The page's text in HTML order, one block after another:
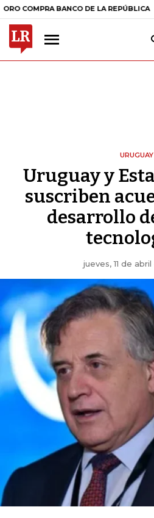
BANCO DE LA REPÚBLICA $
URUGUAY
Uruguay y
suscriben
desarrollo
jueves, 11 de